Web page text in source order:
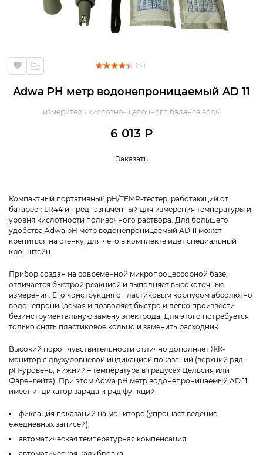
( 14 )
Adwa PH метр водонепроницаемый AD 11
измеритель кислотно-щелочного баланса воды
6 013 Р
Заказать
Компактный портативный pH/TEMP-тестер, работающий от
батареек LR44 и предназначенный для измерения температуры и
уровня кислотности поливочного раствора. Для большего
удобства Adwa pH метр водонепроницаемый AD 11 может
крепиться на стенку, для чего в комплекте идет специальный
кронштейн.
Прибор создан на современной микропроцессорной базе,
отличается быстрой реакцией и выполняет высокоточные
измерения. Его конструкция с пластиковым корпусом абсолютно
водонепроницаемая и позволяет быстро и легко произвести
безинструментальную замену электрода. Для этого потребуется
только снять пластиковое кольцо и заменить расходник.
Высокий порог чувствительности отлично дополняет ЖК-
монитор с двухуровневой индикацией показаний (верхний ряд –
pH-уровень, нижний – температура в градусах Цельсия или
Фаренгейта). При этом Adwa pH метр водонепроницаемый AD 11
имеет индикатор заряда и ряд функций:
фиксация показаний на мониторе (упрощает ведение
ежедневных записей);
автоматическая температурная компенсация;